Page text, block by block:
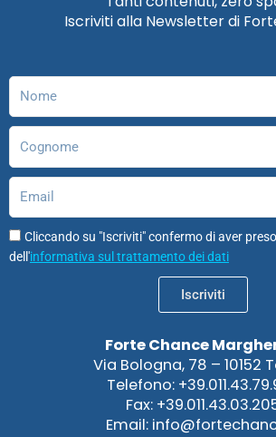
b
o
a
g
e
d
u
b
Iscriviti alla Newsletter di
Cliccando su "Iscriviti" confermo di aver
dell'informativa sul trattamento dei dati
Iscriviti
Forte Chance
Via Bologna, 78 – 10152
Telefono:
Fax:
Email: